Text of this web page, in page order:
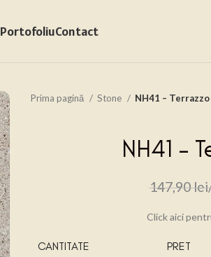
PortofoliuContact
Prima pagină Stone NH41 –
NH41 –
147,90lei
Click aici
CANTITATE PRET